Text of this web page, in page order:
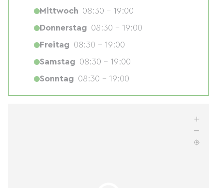
Mittwoch 08:30 - 19:00
Donnerstag 08:30 - 19:00
Freitag 08:30 - 19:00
Samstag 08:30 - 19:00
Sonntag 08:30 - 19:00